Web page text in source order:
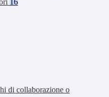
16
di collaborazione o